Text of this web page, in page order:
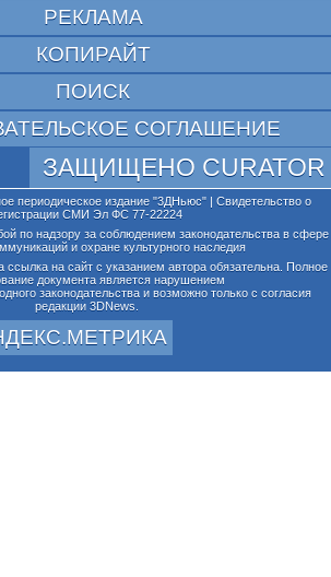
РЕКЛАМА
КОПИРАЙТ
ПОИСК
СОГЛАШЕНИЕ
ЗАЩИЩЕНО CURATOR
периодическое издание "3ДНьюс" | Свидетельство о
СМИ Эл ФС 77-22224
по надзору за соблюдением законодательства в сфере
и охране культурного наследия
ссылка на сайт с указанием автора обязательна. Полное
документа является нарушением
законодательства и возможно только с согласия
редакции 3DNews.